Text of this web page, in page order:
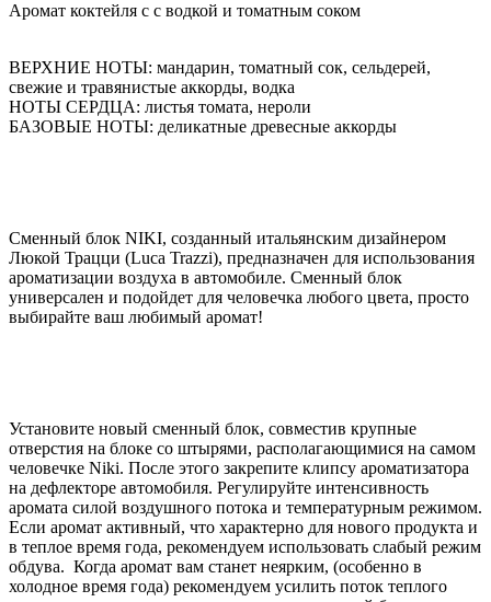
Аромат коктейля с с водкой и томатным соком
ВЕРХНИЕ НОТЫ: мандарин, томатный сок, сельдерей,
свежие и травянистые аккорды, водка
НОТЫ СЕРДЦА: листья томата, нероли
БАЗОВЫЕ НОТЫ: деликатные древесные аккорды
Сменный блок NIKI, созданный итальянским дизайнером
Люкой Трацци (Luca Trazzi), предназначен для использования
ароматизации воздуха в автомобиле. Сменный блок
универсален и подойдет для человечка любого цвета, просто
выбирайте ваш любимый аромат!
Установите новый сменный блок, совместив крупные
отверстия на блоке со штырями, располагающимися на самом
человечке Niki. После этого закрепите клипсу ароматизатора
на дефлекторе автомобиля. Регулируйте интенсивность
аромата силой воздушного потока и температурным режимом.
Если аромат активный, что характерно для нового продукта и
в теплое время года, рекомендуем использовать слабый режим
обдува. Когда аромат вам станет неярким, (особенно в
холодное время года) рекомендуем усилить поток теплого